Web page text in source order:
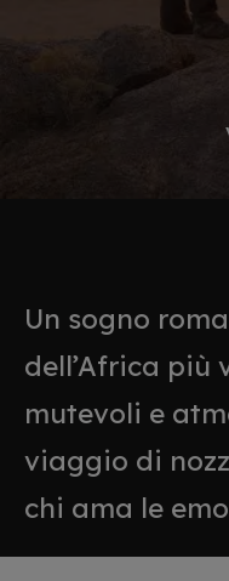
Un sogno
dell’Africa più
mutevoli e
viaggio di
chi ama le